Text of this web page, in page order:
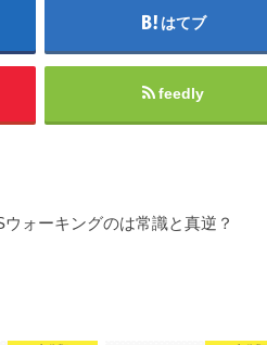
はてブ
feedly
ウォーキングのは常識と真逆？